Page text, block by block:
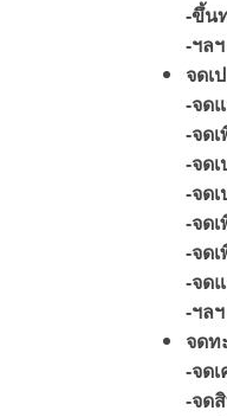
-ขึ้น
-ฯลฯ
จดเ
-จด
-จด
-จด
-จด
-จด
-จด
-จด
-ฯลฯ
จดท
-จด
-จด